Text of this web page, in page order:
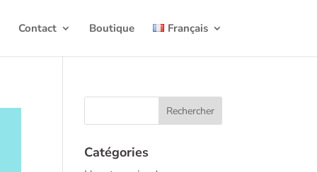
Contact Boutique Français
Catégories